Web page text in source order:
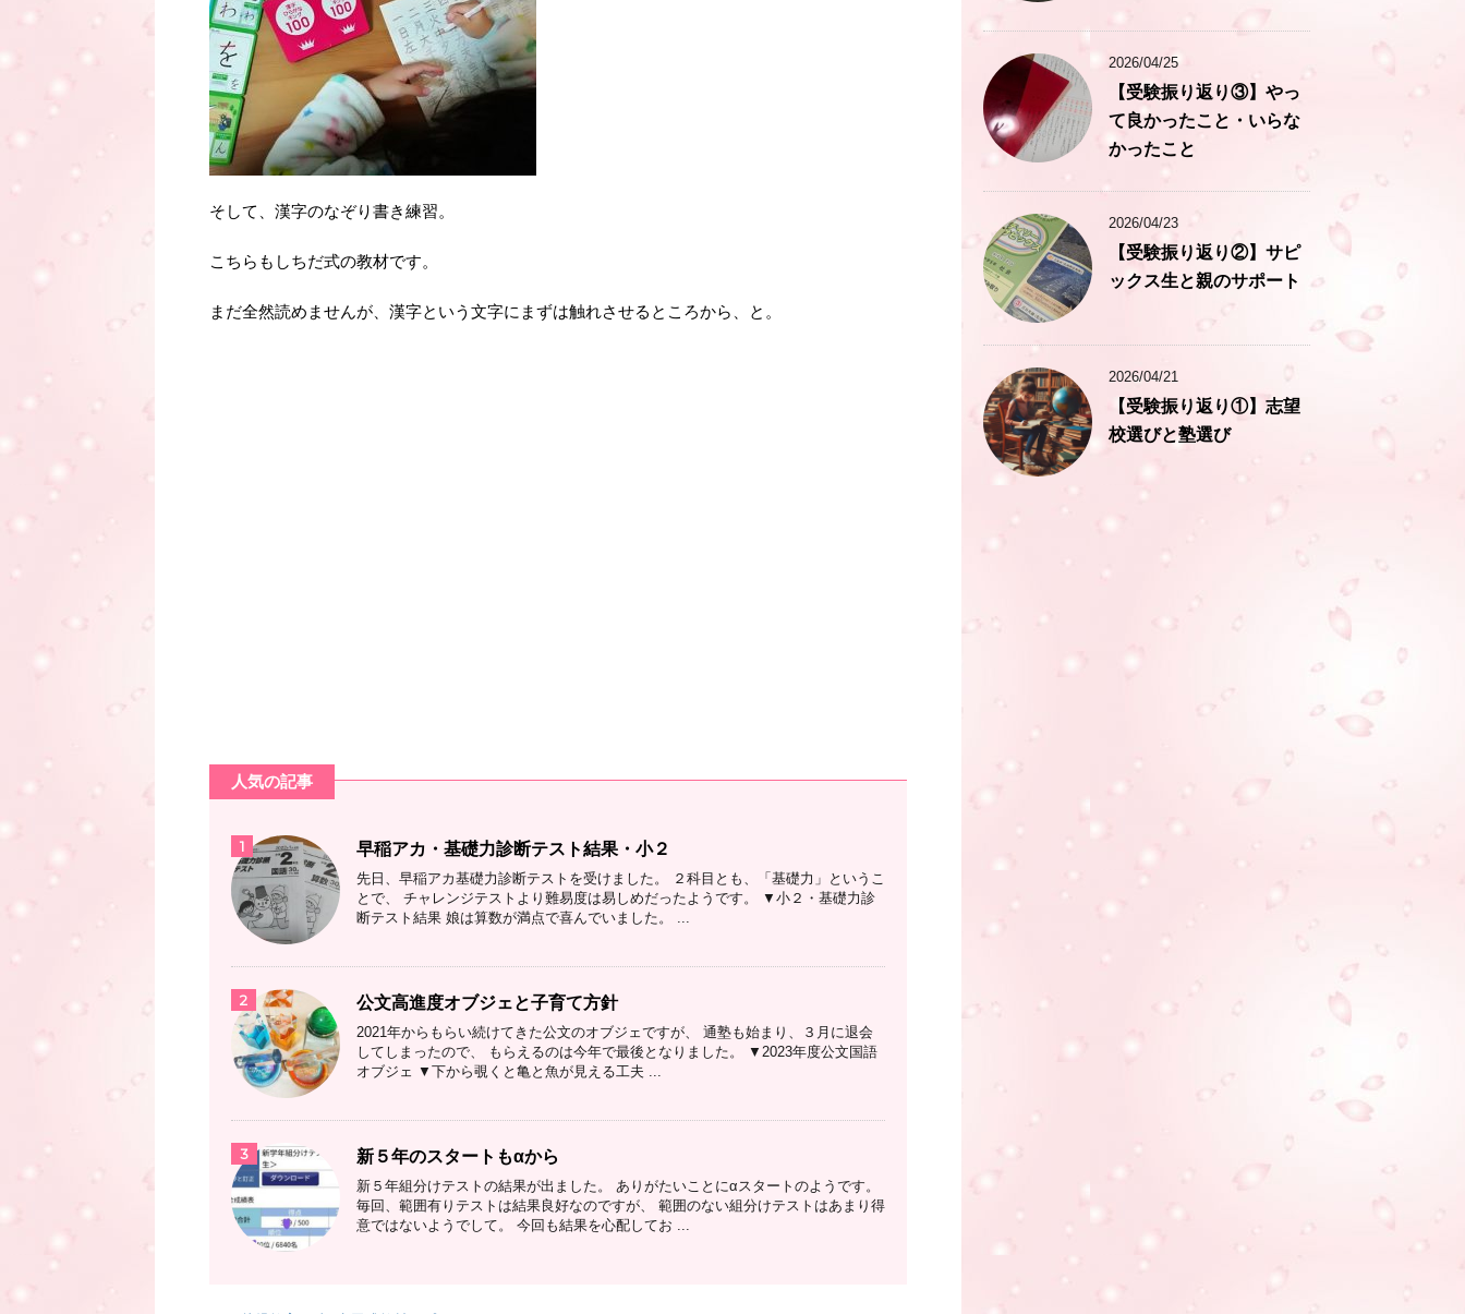
そして、漢字のなぞり書き練習。
こちらもしちだ式の教材です。
まだ全然読めませんが、漢字という文字にまずは触れさせるところから、と。
人気の記事
1 早稲アカ・基礎力診断テスト結果・小２
先日、早稲アカ基礎力診断テストを受けました。 ２科目とも、「基礎力」というこ
とで、 チャレンジテストより難易度は易しめだったようです。 ▼小２・基礎力診
断テスト結果 娘は算数が満点で喜んでいました。 ...
2 公文高進度オブジェと子育て方針
2021年からもらい続けてきた公文のオブジェですが、 通塾も始まり、３月に退会
してしまったので、 もらえるのは今年で最後となりました。 ▼2023年度公文国語
オブジェ ▼下から覗くと亀と魚が見える工夫 ...
3 新５年のスタートもαから
新５年組分けテストの結果が出ました。 ありがたいことにαスタートのようです。
毎回、範囲有りテストは結果良好なのですが、 範囲のない組分けテストはあまり得
意ではないようでして。 今回も結果を心配してお ...
2026/04/25
【受験振り返り③】やっ
て良かったこと・いらな
かったこと
2026/04/23
【受験振り返り②】サピ
ックス生と親のサポート
2026/04/21
【受験振り返り①】志望
校選びと塾選び